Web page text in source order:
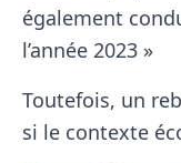
également
l’année 2023 »
Toutefois, un
si le contexte